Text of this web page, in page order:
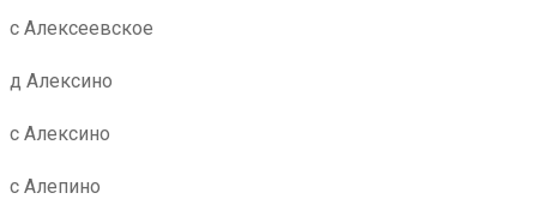
с Алексеевское
д Алексино
с Алексино
с Алепино